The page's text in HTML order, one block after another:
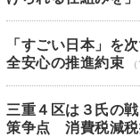
「すごい日本」
全安心の推進約束
三重４区は３氏の
策争点 消費税減税